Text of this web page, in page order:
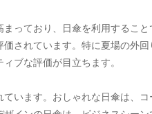
っており、日傘を利用するこ
されています。特に夏場の外
ブな評価が目立ちます。
います。おしゃれな日傘は、